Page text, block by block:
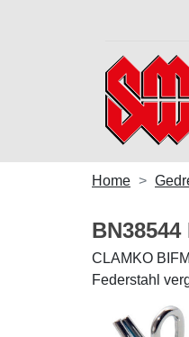
Home
CLAMKO
Federstahl